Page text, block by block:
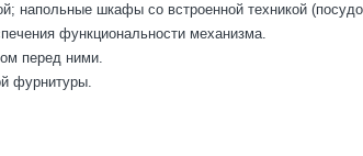
напольные шкафы со встроенной техникой
функциональности механизма.
перед ними.
фурнитуры.